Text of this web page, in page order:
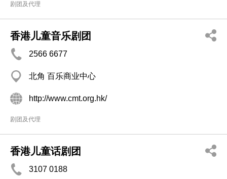
剧团及代理
香港儿童音乐剧团
2566 6677
北角 百乐商业中心
http://www.cmt.org.hk/
剧团及代理
香港儿童话剧团
3107 0188